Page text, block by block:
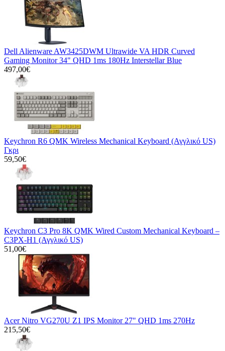
Dell Alienware AW3425DWM Ultrawide VA HDR Curved
Gaming Monitor 34" QHD 1ms 180Hz Interstellar Blue
497,00€
Keychron R6 QMK Wireless Mechanical Keyboard (Αγγλικό US)
Γκρι
59,50€
Keychron C3 Pro 8K QMK Wired Custom Mechanical Keyboard –
C3PX-H1 (Αγγλικό US)
51,00€
Acer Nitro VG270U Z1 IPS Monitor 27" QHD 1ms 270Hz
215,50€